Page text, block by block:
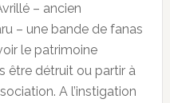
– ancien
– une bande de fanas
le patrimoine
être détruit ou partir à
A l’instigation